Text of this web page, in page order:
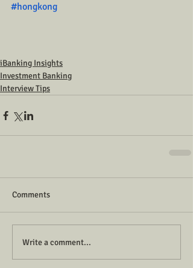
#hongkong
iBanking Insights
Investment Banking
Interview Tips
Comments
Write a comment...